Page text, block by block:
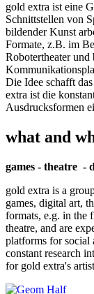
gold extra ist eine
Schnittstellen von
bildender Kunst
Formate, z.B. im
Robotertheater und
Die Idee schafft
extra ist die
Ausdrucksformen
what and
games - theatre -
gold extra is a
games, digital art,
formats, e.g. in the
theatre, and are
platforms for social
constant research
for gold extra's